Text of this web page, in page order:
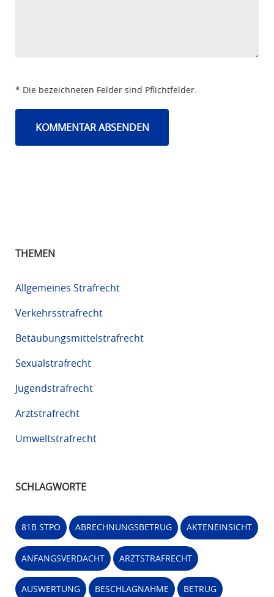
* Die bezeichneten Felder sind Pflichtfelder.
THEMEN
Allgemeines Strafrecht
Verkehrsstrafrecht
Betäubungsmittelstrafrecht
Sexualstrafrecht
Jugendstrafrecht
Arztstrafrecht
Umweltstrafrecht
SCHLAGWORTE
81B STPO ABRECHNUNGSBETRUG AKTENEINSICHT
ANFANGSVERDACHT ARZTSTRAFRECHT
AUSWERTUNG BESCHLAGNAHME BETRUG